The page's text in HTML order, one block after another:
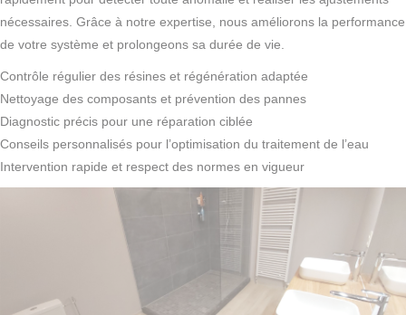
nécessaires. Grâce à notre expertise, nous améliorons la performance
de votre système et prolongeons sa durée de vie.
Contrôle régulier des résines et régénération adaptée
Nettoyage des composants et prévention des pannes
Diagnostic précis pour une réparation ciblée
Conseils personnalisés pour l’optimisation du traitement de l’eau
Intervention rapide et respect des normes en vigueur